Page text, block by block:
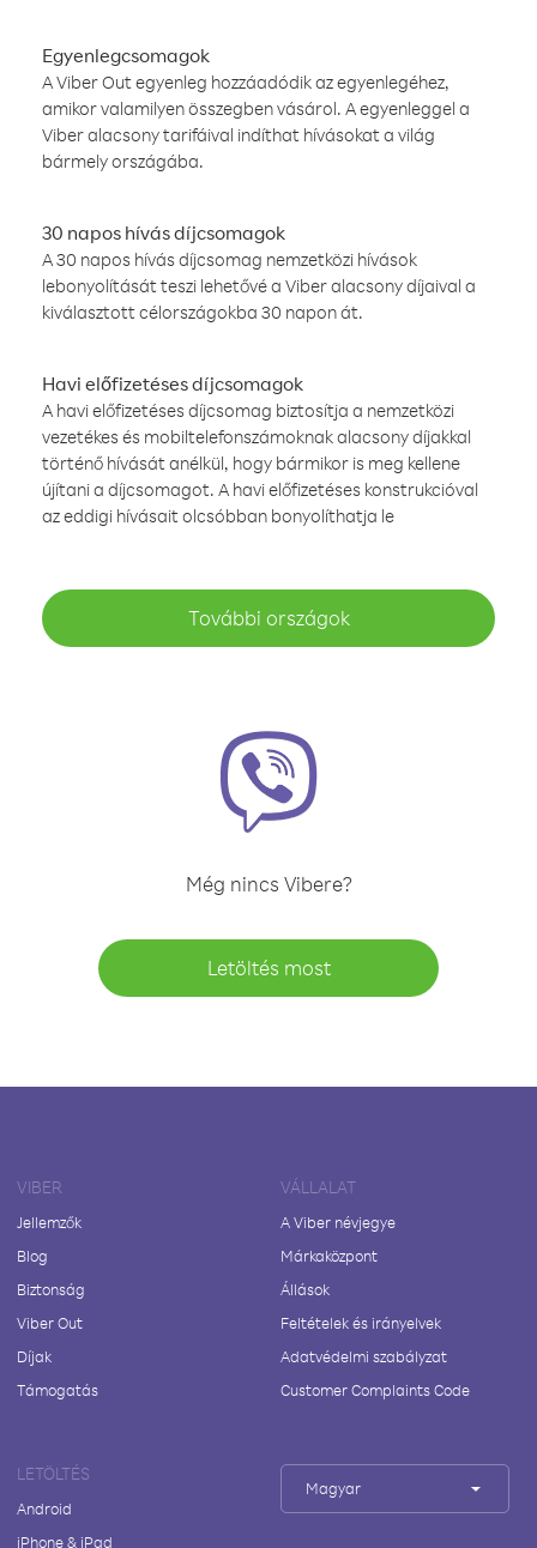
Egyenlegcsomagok
A Viber Out egyenleg hozzáadódik az egyenlegéhez,
amikor valamilyen összegben vásárol. A egyenleggel a
Viber alacsony tarifáival indíthat hívásokat a világ
bármely országába.
30 napos hívás díjcsomagok
A 30 napos hívás díjcsomag nemzetközi hívások
lebonyolítását teszi lehetővé a Viber alacsony díjaival a
kiválasztott célországokba 30 napon át.
Havi előfizetéses díjcsomagok
A havi előfizetéses díjcsomag biztosítja a nemzetközi
vezetékes és mobiltelefonszámoknak alacsony díjakkal
történő hívását anélkül, hogy bármikor is meg kellene
újítani a díjcsomagot. A havi előfizetéses konstrukcióval
az eddigi hívásait olcsóbban bonyolíthatja le
További országok
Még nincs Vibere?
Letöltés most
VIBER
Jellemzők
Blog
Biztonság
Viber Out
Díjak
Támogatás
VÁLLALAT
A Viber névjegye
Márkaközpont
Állások
Feltételek és irányelvek
Adatvédelmi szabályzat
Customer Complaints Code
LETÖLTÉS
Android
iPhone & iPad
Magyar